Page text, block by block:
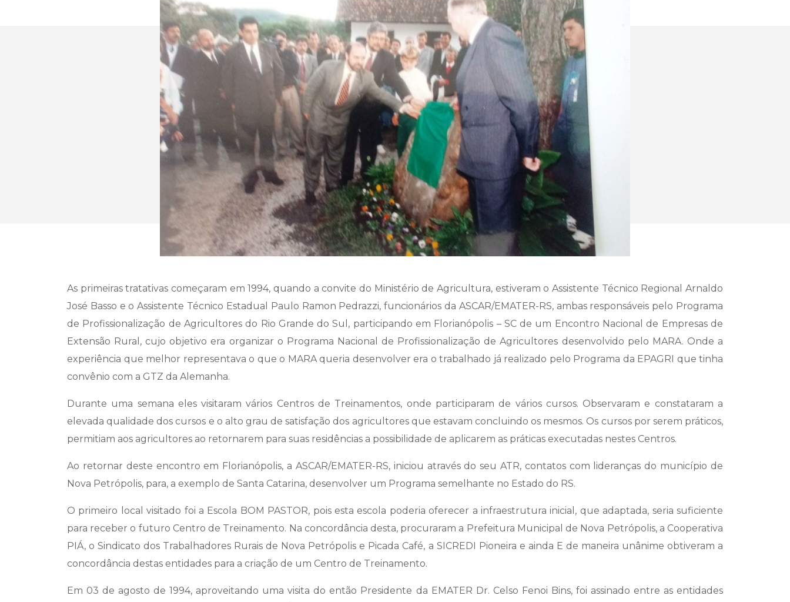
As primeiras tratativas começaram em 1994, quando a convite do Ministério de Agricultura, estiveram o Assistente Técnico Regional Arnaldo
José Basso e o Assistente Técnico Estadual Paulo Ramon Pedrazzi, funcionários da ASCAR/EMATER-RS, ambas responsáveis pelo Programa
de Profissionalização de Agricultores do Rio Grande do Sul, participando em Florianópolis – SC de um Encontro Nacional de Empresas de
Extensão Rural, cujo objetivo era organizar o Programa Nacional de Profissionalização de Agricultores desenvolvido pelo MARA. Onde a
experiência que melhor representava o que o MARA queria desenvolver era o trabalhado já realizado pelo Programa da EPAGRI que tinha
convênio com a GTZ da Alemanha.
Durante uma semana eles visitaram vários Centros de Treinamentos, onde participaram de vários cursos. Observaram e constataram a
elevada qualidade dos cursos e o alto grau de satisfação dos agricultores que estavam concluindo os mesmos. Os cursos por serem práticos,
permitiam aos agricultores ao retornarem para suas residências a possibilidade de aplicarem as práticas executadas nestes Centros.
Ao retornar deste encontro em Florianópolis, a ASCAR/EMATER-RS, iniciou através do seu ATR, contatos com lideranças do município de
Nova Petrópolis, para, a exemplo de Santa Catarina, desenvolver um Programa semelhante no Estado do RS.
O primeiro local visitado foi a Escola BOM PASTOR, pois esta escola poderia oferecer a infraestrutura inicial, que adaptada, seria suficiente
para receber o futuro Centro de Treinamento. Na concordância desta, procuraram a Prefeitura Municipal de Nova Petrópolis, a Cooperativa
PIÁ, o Sindicato dos Trabalhadores Rurais de Nova Petrópolis e Picada Café, a SICREDI Pioneira e ainda E de maneira unânime obtiveram a
concordância destas entidades para a criação de um Centro de Treinamento.
Em 03 de agosto de 1994, aproveitando uma visita do então Presidente da EMATER Dr. Celso Fenoi Bins, foi assinado entre as entidades